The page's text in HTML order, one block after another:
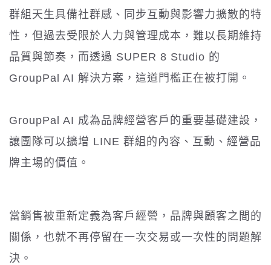
群組天生具備社群感、同步互動與影響力擴散的特
性，但過去受限於人力與管理成本，難以長期維持
品質與節奏，而透過 SUPER 8 Studio 的
GroupPal AI 解決方案，這道門檻正在被打開。
GroupPal AI 成為品牌經營客戶的重要基礎建設，
讓團隊可以擴增 LINE 群組的內容、互動、經營品
牌主場的價值。
當銷售被重新定義為客戶經營，品牌與顧客之間的
關係，也就不再停留在一次交易或一次性的問題解
決。